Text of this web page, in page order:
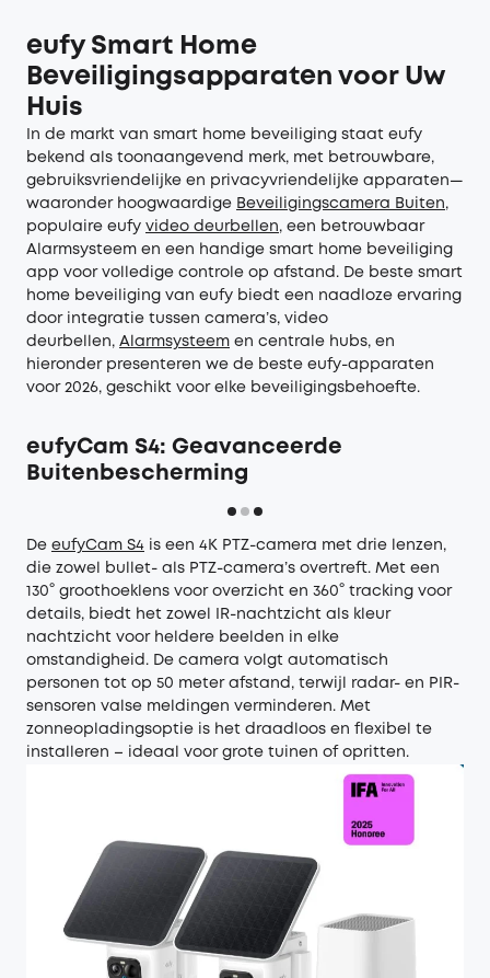
eufySmart Home
Beveiligingsapparaten voor Uw
Huis
In de markt van smart home beveiliging staat eufy
bekend als toonaangevend merk, met betrouwbare,
gebruiksvriendelijke en privacyvriendelijke apparaten—
waaronder hoogwaardige Beveiligingscamera Buiten,
populaire eufy video deurbellen, een betrouwbaar
Alarmsysteem en een handige smart home beveiliging
app voor volledige controle op afstand. De beste smart
home beveiliging van eufy biedt een naadloze ervaring
door integratie tussen camera’s, video
deurbellen, Alarmsysteem en centrale hubs, en
hieronder presenteren we de beste eufy-apparaten
voor 2026, geschikt voor elke beveiligingsbehoefte.
eufyCam S4: Geavanceerde
Buitenbescherming
De eufyCam S4 is een 4K PTZ-camera met drie lenzen,
die zowel bullet- als PTZ-camera’s overtreft. Met een
130° groothoeklens voor overzicht en 360° tracking voor
details, biedt het zowel IR-nachtzicht als kleur
nachtzicht voor heldere beelden in elke
omstandigheid. De camera volgt automatisch
personen tot op 50 meter afstand, terwijl radar- en PIR-
sensoren valse meldingen verminderen. Met
zonneopladingsoptie is het draadloos en flexibel te
installeren – ideaal voor grote tuinen of opritten.